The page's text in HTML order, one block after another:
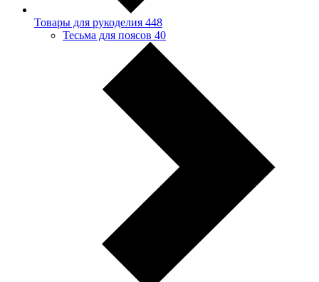
Товары для рукоделия 448
Тесьма для поясов 40